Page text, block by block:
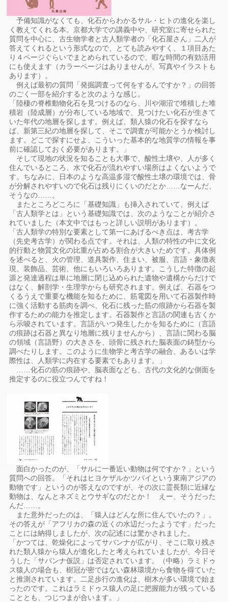
予備知識がなくても、化石からわかるサル・ヒトの進化を楽し
く教えてくれる本。京都大学での講義中や、研究室に寄せられた
質問を中心に、古生物学者と古人類学者の「化石屋さん」二人が
答えてくれるという形式なので、とても読みやすく、１項目あた
り４ページぐらいでまとめられているので、暇な時間の有効活用
にも使えます（カラーページはありませんが、写真やイラストも
あります）。
例えば最初の質問「発掘調査って何をするんですか？」の回答
のごく一部を紹介すると次のような感じ。
「陸棲の脊椎動物化石を見つけるのなら、川や湖沼で堆積した堆
積岩（陸成層）が分布している地域で、見つけたい化石が生きて
いた年代の地層を探します。例えば、類人猿の化石を探すなら
ば、新第三紀の地層を探して、そこで調査が可能かとうか検討し
ます。どこで探すにせよ、こういった基本的な地質学の情報を事
前に確認しておく必要があります。」
そして現地の状況を知ることも大事で、酸性土壌や、人が多く
住んでいるところ、水で化石が流れやすい場所はよくないようで
す。ちなみに、日本のような高温多湿で酸性土壌の環境では、骨
が分解されやすいので化石は残りにくいのだとか……なーんだ、
そうなの……。
またところどころに「基礎知識」も挿入されていて、例えば
「古人類学とは」という基礎知識では、次のようなことが紹介さ
れていました（本文中ではもっと詳しい説明があります）。
「古人類学の特別な要素として第一にあげるべき点は、考古学
（先史考古学）が関わる点です。それは、人類の特性の中に文化
的行動と物質文化の比重が占める割合が大きいためです。具体例
を述べると、火の管理、道具製作、住まい、被服、言語・象徴表
現、装飾品、芸術、他にもいろいろあります。こうした特徴の起
源と発達過程は単に地層に閉じ込められた遺物や遺構からだけで
はなく、解剖学・生理学からも研究されます。例えば、石器をつ
くるうえで重要な機能を知るために、筋電図を用いて石器製作時
に強く活動する筋肉を調べ、化石に残った筋の痕跡から石器を製
作するための能力を推定します。石器製作と言語の関連も古くか
ら示唆されています。言語がいつ発生したかを知るために（言語
の痕跡は石器と異なり地層に残りませんから）、言語に関わる脳
の領域（言語野）の大きさを、頭骨に残された脳表面の鋳型から
調べたりします。このように生物学と考古学の融合、あるいは学
際性は、人類学に内在する要素でもあります。」
……化石の筋の痕跡や、脳表面なども、古代の文化的な側面を
推定するのに役立つんですね！
面白かったのが、「サルに一番近い動物は何ですか？」という
質問への回答。「それはヒヨケザルかツパイという東南アジアの
動物です」というのが答えなのですが、その次に霊長類に近縁な
動物は、なんとネズミとウサギなのだとか！ えー、そうだった
んだ……。
また意外だったのは、「猿人はどんな所に住んでいたの？」。
その答えが「アフリカの森の近くの水辺だったようです」だった
ことには納得しましたが、次の記述には驚かされました。
「かつては、乾燥化によってサバンナが広がり、そこに取り残さ
れた類人猿から猿人が進化したと考えられていましたが、今日そ
うした「サバンナ仮説」は否定されています。（中略）ラミドゥ
ス猿人の場合も、樹冠が密ではない森林環境から食物を得ていた
と推測されています。二足歩行の進化は、樹木が多い環境で始ま
ったのです。これはラミドゥス猿人の足に把握能力が残っている
こととも、つじつまが合います。」